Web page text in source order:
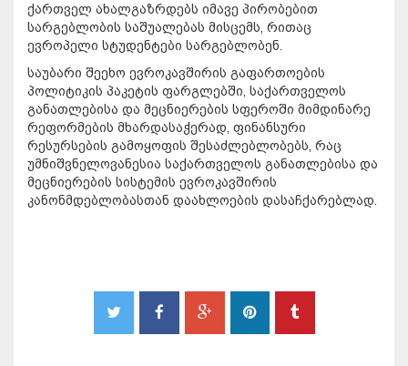
ქართველ ახალგაზრდებს იმავე პირობებით
სარგებლობის საშუალებას მისცემს, რითაც
ევროპელი სტუდენტები სარგებლობენ.
საუბარი შეეხო ევროკავშირის გაფართოების
პოლიტიკის პაკეტის ფარგლებში, საქართველოს
განათლებისა და მეცნიერების სფეროში მიმდინარე
რეფორმების მხარდასაჭერად, ფინანსური
რესურსების გამოყოფის შესაძლებლობებს, რაც
უმნიშვნელოვანესია საქართველოს განათლებისა და
მეცნიერების სისტემის ევროკავშირის
კანონმდებლობასთან დაახლოების დასაჩქარებლად.